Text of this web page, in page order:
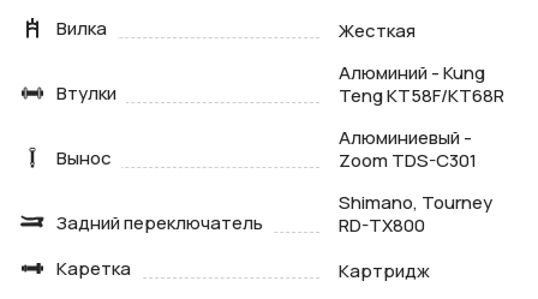
Вилка
Жесткая
Втулки
Алюминий - Kung
Teng KT58F/KT68R
Вынос
Алюминиевый -
Zoom TDS-C301
Задний переключатель
Shimano, Tourney
RD-TX800
Каретка
Картридж